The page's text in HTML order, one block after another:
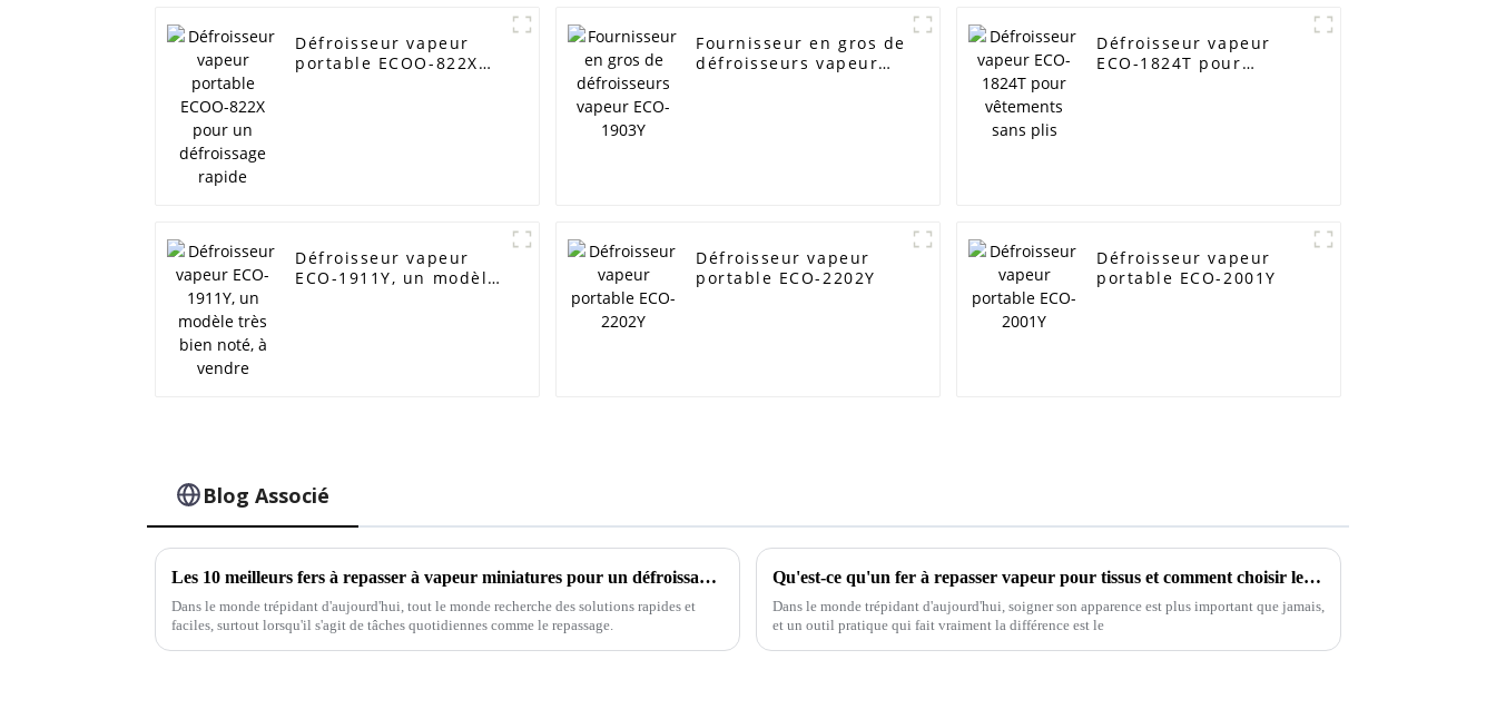
Défroisseur vapeur
portable ECOO-822X
Fournisseur en gros de
défroisseurs vapeur
Défroisseur vapeur
ECO-1824T pour
Défroisseur vapeur
ECO-1911Y, un modèle
Défroisseur vapeur
portable ECO-2202Y
Défroisseur vapeur
portable ECO-2001Y
Blog Associé
Les 10 meilleurs fers à repasser à vapeur miniatures pour un défroissage sans effort
Dans le monde trépidant d'aujourd'hui, tout le monde recherche des solutions rapides et
faciles, surtout lorsqu'il s'agit de tâches quotidiennes comme le repassage.
Qu'est-ce qu'un fer à repasser vapeur pour tissus et comment choisir le meilleur pour vos besoins ?
Dans le monde trépidant d'aujourd'hui, soigner son apparence est plus important que jamais,
et un outil pratique qui fait vraiment la différence est le